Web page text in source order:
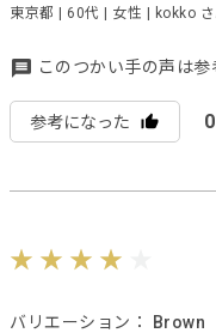
東京都 | 60代 | 女性 | kokko さ
このつかい手の声は参
参考になった 0
バリエーション： Brown